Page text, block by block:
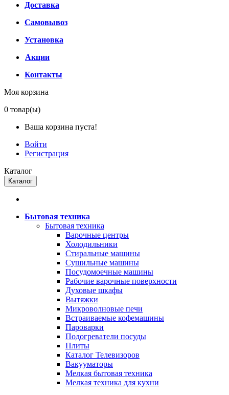
Доставка
Самовывоз
Установка
Акции
Контакты
Моя корзина
0 товар(ы)
Ваша корзина пуста!
Войти
Регистрация
Каталог
Каталог
Бытовая техника
Бытовая техника
Варочные центры
Холодильники
Стиральные машины
Сушильные машины
Посудомоечные машины
Рабочие варочные поверхности
Духовые шкафы
Вытяжки
Микроволновые печи
Встраиваемые кофемашины
Пароварки
Подогреватели посуды
Плиты
Каталог Телевизоров
Вакууматоры
Мелкая бытовая техника
Мелкая техника для кухни